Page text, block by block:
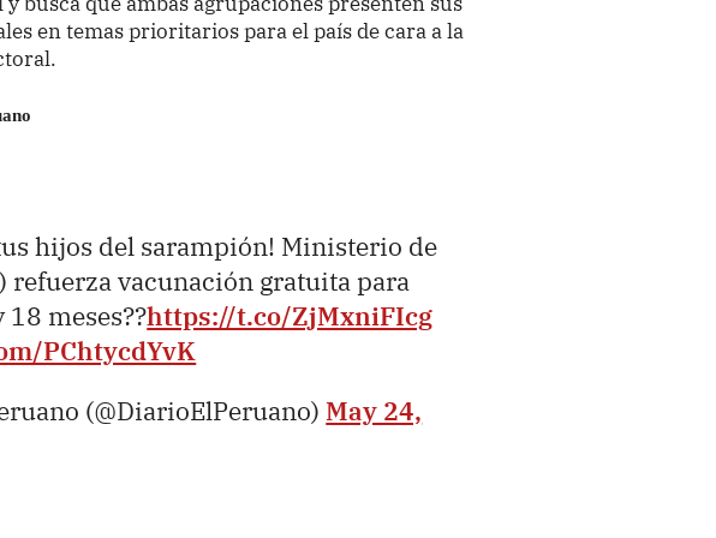
en temas prioritarios para el país de cara a la
tus hijos del sarampión! Ministerio de
refuerza vacunación gratuita para
meses??https://t.co/ZjMxniFIcg
PChtycdYvK
(@DiarioElPeruano) May 24,